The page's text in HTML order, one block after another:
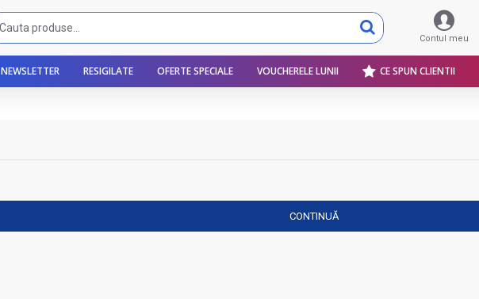
Contul meu
NEWSLETTER RESIGILATE OFERTE SPECIALE VOUCHERELE LUNII CE SPUN CLIENTII
CONTINUĂ